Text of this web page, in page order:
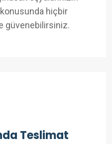
hiçbir
güvenebilirsiniz.
Teslimat